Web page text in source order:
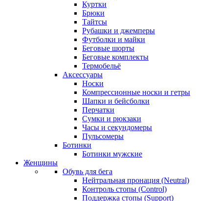
Куртки
Брюки
Тайтсы
Рубашки и джемперы
Футболки и майки
Беговые шорты
Беговые комплекты
Термобельё
Аксессуары
Носки
Компрессионные носки и гетры
Шапки и бейсболки
Перчатки
Сумки и рюкзаки
Часы и секундомеры
Пульсомеры
Ботинки
Ботинки мужские
Женщины
Обувь для бега
Нейтральная пронация (Neutral)
Контроль стопы (Control)
Поддержка стопы (Support)